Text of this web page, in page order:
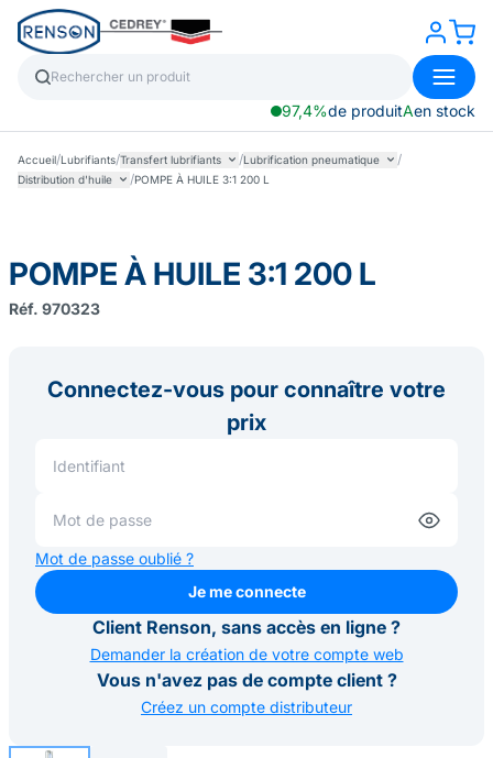
97,4%de produitAen stock
Accueil/Lubrifiants/Transfert lubrifiants /Lubrification pneumatique /
Distribution d'huile /POMPE À HUILE 3:1 200 L
POMPE À HUILE 3:1 200 L
Réf. 970323
Connectez-vous pour connaître votre
prix
Mot de passe oublié ?
Je me connecte
Je me connecte
Client Renson, sans accès en ligne ?
Demander la création de votre compte web
Vous n'avez pas de compte client ?
Créez un compte distributeur